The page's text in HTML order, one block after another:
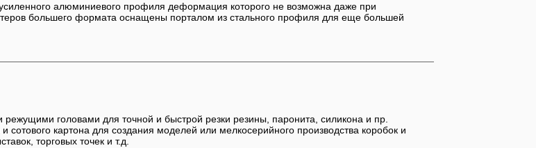
алюминиевого профиля деформация которого не возможна даже при
большего формата оснащены порталом из стального профиля для еще большей
головами для точной и быстрой резки резины, паронита, силикона и пр.
сотового картона для создания моделей или мелкосерийного производства коробок и
торговых точек и т.д.